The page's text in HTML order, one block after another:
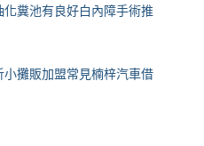
糞池有良好白內障手術推
攤販加盟常見楠梓汽車借